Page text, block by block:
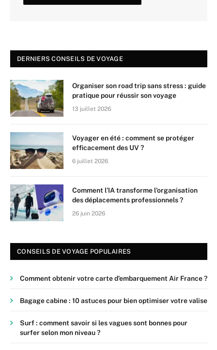
DERNIERS CONSEILS DE VOYAGE
Organiser son road trip sans stress : guide
pratique pour réussir son voyage
13 juillet 2026
Voyager en été : comment se protéger
efficacement des UV ?
6 juillet 2026
Comment l’IA transforme l’organisation
des déplacements professionnels ?
26 juin 2026
CONSEILS DE VOYAGE POPULAIRES
Comment obtenir votre carte d’embarquement Air France ?
Bagage cabine : 10 astuces pour bien optimiser votre valise
Surf : comment savoir si les vagues sont bonnes pour
surfer selon mon niveau ?